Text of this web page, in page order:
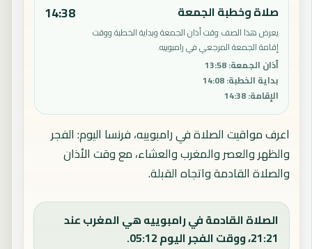
صلاة وخطبة الجمعة
يعرض هذا الصف وقت أذان الجمعة وبداية الخطبة ووقت
إقامة الجمعة المرجعي في رامبوييه.
أذان الجمعة:
13:58
بداية الخطبة:
14:08
الإقامة:
14:38
14:38
اعرف مواقيت الصلاة في رامبوييه، فرنسا اليوم: الفجر
والظهر والعصر والمغرب والعشاء، مع وقت الأذان
والصلاة القادمة واتجاه القبلة.
الصلاة القادمة في رامبوييه هي المغرب عند
21:21، ووقت الفجر اليوم 05:12.